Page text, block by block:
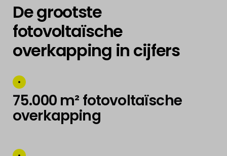
De grootste
fotovoltaïsche
overkapping in cijfers
75.000 m² fotovoltaïsche
overkapping